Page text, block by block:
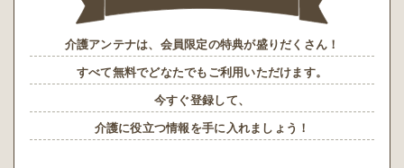
介護アンテナは、会員限定の特典が盛りだくさん！
すべて無料でどなたでもご利用いただけます。
今すぐ登録して、
介護に役立つ情報を手に入れましょう！